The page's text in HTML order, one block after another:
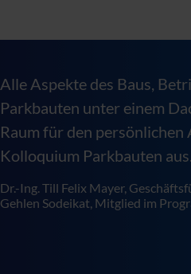
Alle Aspekte des Baus,
Parkbauten unter einem
Raum für den persönlichen
Kolloquium Parkbauten aus.
Dr.-Ing. Till Felix Mayer,
Gehlen Sodeikat, Mitglied im